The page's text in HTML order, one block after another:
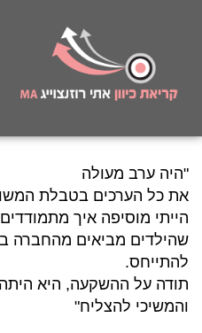
"היה ערב מעולה
את כל הערכים בטבלת המשוב
הייתי מוסיפה איך
שהילדים מביאים מהחברה
להתייחס.
תודה על ההשקעה, היא
והמשיכי להצליח"